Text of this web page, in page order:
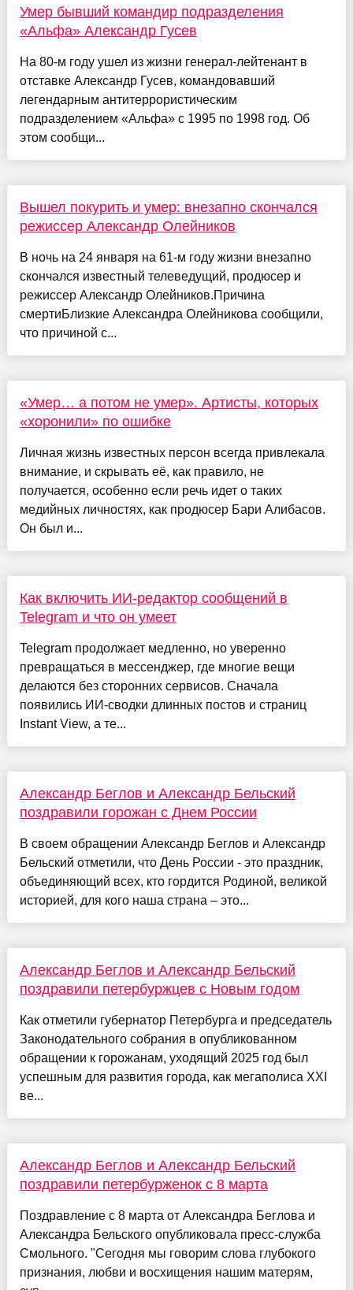
Умер бывший командир подразделения
«Альфа» Александр Гусев
На 80-м году ушел из жизни генерал-лейтенант в
отставке Александр Гусев, командовавший
легендарным антитеррористическим
подразделением «Альфа» с 1995 по 1998 год. Об
этом сообщи...
Вышел покурить и умер: внезапно скончался
режиссер Александр Олейников
В ночь на 24 января на 61-м году жизни внезапно
скончался известный телеведущий, продюсер и
режиссер Александр Олейников.Причина
смертиБлизкие Александра Олейникова сообщили,
что причиной с...
«Умер… а потом не умер». Артисты, которых
«хоронили» по ошибке
Личная жизнь известных персон всегда привлекала
внимание, и скрывать её, как правило, не
получается, особенно если речь идет о таких
медийных личностях, как продюсер Бари Алибасов.
Он был и...
Как включить ИИ-редактор сообщений в
Telegram и что он умеет
Telegram продолжает медленно, но уверенно
превращаться в мессенджер, где многие вещи
делаются без сторонних сервисов. Сначала
появились ИИ-сводки длинных постов и страниц
Instant View, а те...
Александр Беглов и Александр Бельский
поздравили горожан с Днем России
В своем обращении Александр Беглов и Александр
Бельский отметили, что День России - это праздник,
объединяющий всех, кто гордится Родиной, великой
историей, для кого наша страна – это...
Александр Беглов и Александр Бельский
поздравили петербуржцев с Новым годом
Как отметили губернатор Петербурга и председатель
Законодательного собрания в опубликованном
обращении к горожанам, уходящий 2025 год был
успешным для развития города, как мегаполиса XXI
ве...
Александр Беглов и Александр Бельский
поздравили петербурженок с 8 марта
Поздравление с 8 марта от Александра Беглова и
Александра Бельского опубликовала пресс-служба
Смольного. "Сегодня мы говорим слова глубокого
признания, любви и восхищения нашим матерям,